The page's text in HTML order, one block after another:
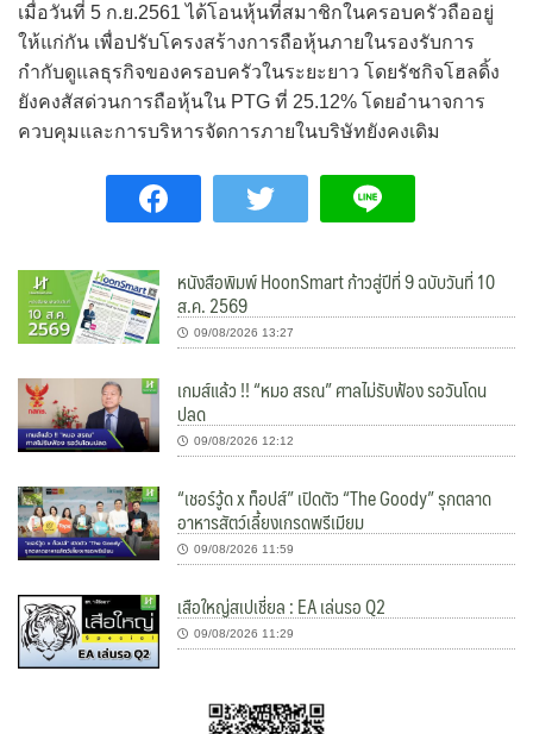
เมื่อวันที่ 5 ก.ย.2561 ได้โอนหุ้นที่สมาชิกในครอบครัวถืออยู่
ให้แก่กัน เพื่อปรับโครงสร้างการถือหุ้นภายในรองรับการ
กำกับดูแลธุรกิจของครอบครัวในระยะยาว โดยรัชกิจโฮลดิ้ง
ยังคงสัสด่วนการถือหุ้นใน PTG ที่ 25.12% โดยอำนาจการ
ควบคุมและการบริหารจัดการภายในบริษัทยังคงเดิม
หนังสือพิมพ์ HoonSmart ก้าวสู่ปีที่ 9 ฉบับวันที่ 10
ส.ค. 2569
09/08/2026 13:27
เกมส์แล้ว !! “หมอ สรณ” ศาลไม่รับฟ้อง รอวันโดน
ปลด
09/08/2026 12:12
“เชอร์วู้ด x ท็อปส์” เปิดตัว “The Goody” รุกตลาด
อาหารสัตว์เลี้ยงเกรดพรีเมียม
09/08/2026 11:59
เสือใหญ่สเปเชี่ยล : EA เล่นรอ Q2
09/08/2026 11:29